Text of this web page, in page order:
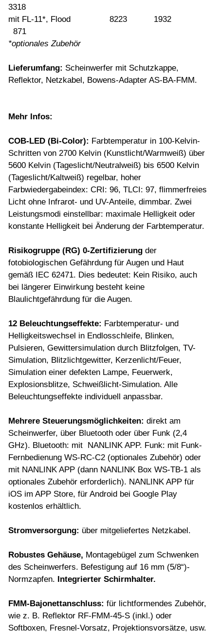
3318
mit FL-11*, Flood 8223 1932
871
*optionales Zubehör
Lieferumfang: Scheinwerfer mit Schutzkappe,
Reflektor, Netzkabel, Bowens-Adapter AS-BA-FMM.
Mehr Infos:
COB-LED (Bi-Color): Farbtemperatur in 100-Kelvin-
Schritten von 2700 Kelvin (Kunstlicht/Warmweiß) über
5600 Kelvin (Tageslicht/Neutralweiß) bis 6500 Kelvin
(Tageslicht/Kaltweiß) regelbar, hoher
Farbwiedergabeindex: CRI: 96, TLCI: 97, flimmerfreies
Licht ohne Infrarot- und UV-Anteile, dimmbar. Zwei
Leistungsmodi einstellbar: maximale Helligkeit oder
konstante Helligkeit bei Änderung der Farbtemperatur.
Risikogruppe (RG) 0-Zertifizierung der
fotobiologischen Gefährdung für Augen und Haut
gemäß IEC 62471. Dies bedeutet: Kein Risiko, auch
bei längerer Einwirkung besteht keine
Blaulichtgefährdung für die Augen.
12 Beleuchtungseffekte: Farbtemperatur- und
Helligkeitswechsel in Endlosschleife, Blinken,
Pulsieren, Gewittersimulation durch Blitzfolgen, TV-
Simulation, Blitzlichtgewitter, Kerzenlicht/Feuer,
Simulation einer defekten Lampe, Feuerwerk,
Explosionsblitze, Schweißlicht-Simulation. Alle
Beleuchtungseffekte individuell anpassbar.
Mehrere Steuerungsmöglichkeiten: direkt am
Scheinwerfer, über Bluetooth oder über Funk (2,4
GHz). Bluetooth: mit NANLINK APP. Funk: mit Funk-
Fernbedienung WS-RC-C2 (optionales Zubehör) oder
mit NANLINK APP (dann NANLINK Box WS-TB-1 als
optionales Zubehör erforderlich). NANLINK APP für
iOS im APP Store, für Android bei Google Play
kostenlos erhältlich.
Stromversorgung: über mitgeliefertes Netzkabel.
Robustes Gehäuse, Montagebügel zum Schwenken
des Scheinwerfers. Befestigung auf 16 mm (5/8“)-
Normzapfen. Integrierter Schirmhalter.
FMM-Bajonettanschluss: für lichtformendes Zubehör,
wie z. B. Reflektor RF-FMM-45-S (inkl.) oder
Softboxen, Fresnel-Vorsatz, Projektionsvorsätze, usw.